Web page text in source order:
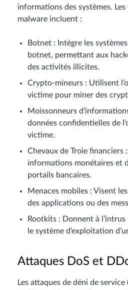
informations des systèmes.
malware incluent :
Botnet : Intègre les
botnet, permettant aux
des activités illicites.
Crypto-mineurs : Utilisent
victime pour miner des
Moissonneurs
données confidentielles de
victime.
Chevaux de Troie financiers
informations monétaires et
portails bancaires.
Menaces mobiles : Visent
des applications ou des
Rootkits : Donnent à
le système d’exploitation
Attaques DoS et
Les attaques de déni de